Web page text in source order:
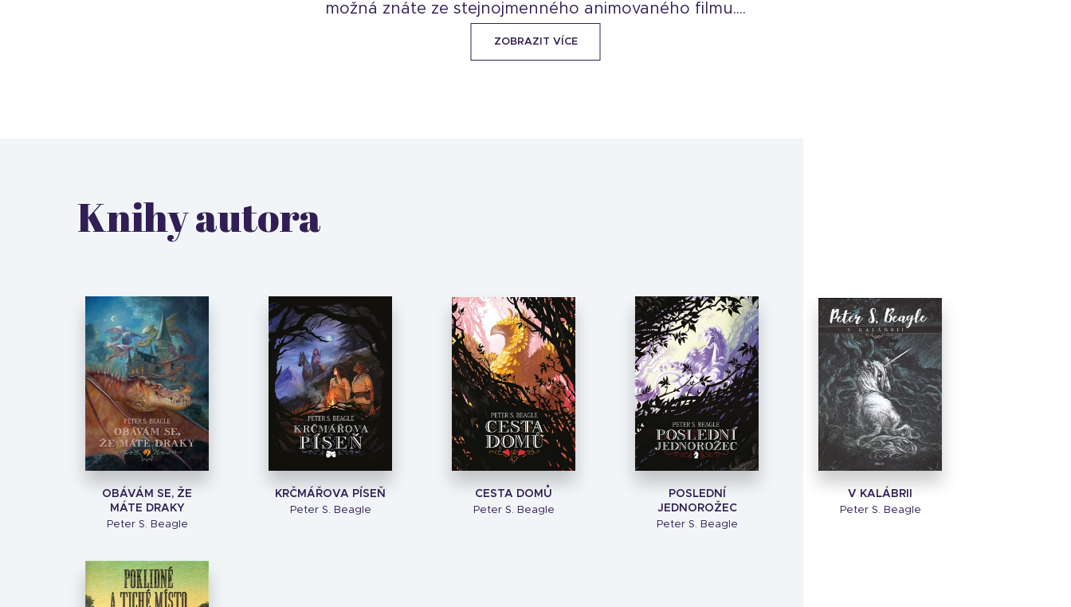
možná znáte ze stejnojmenného animovaného filmu....
ZOBRAZIT VÍCE
Knihy autora
OBÁVÁM SE, ŽE
MÁTE DRAKY
Peter S. Beagle
KRČMÁŘOVA PÍSEŇ
Peter S. Beagle
CESTA DOMŮ
Peter S. Beagle
POSLEDNÍ
JEDNOROŽEC
Peter S. Beagle
V KALÁBRII
Peter S. Beagle